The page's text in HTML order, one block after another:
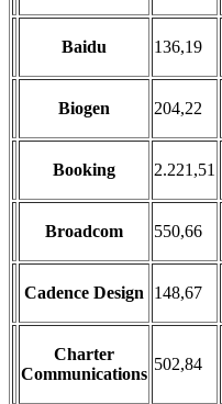
Baidu 136,19
Biogen 204,22
Booking 2.221,51
Broadcom 550,66
Cadence Design 148,67
Charter
Communications
502,84